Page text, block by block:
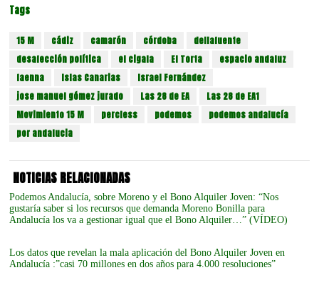
Tags
15 M cádiz camarón córdoba
dellafuente
desafección política
el cigala El Torta
espacio andaluz
faenna
Islas Canarias
Israel Fernández
jose manuel gómez jurado
Las 28 de EA
Las 28 de EA1
Movimiento 15 M
percless podemos
podemos andalucía
por andalucia
NOTICIAS RELACIONADAS
Podemos Andalucía, sobre Moreno y el Bono Alquiler Joven: “Nos
gustaría saber si los recursos que demanda Moreno Bonilla para
Andalucía los va a gestionar igual que el Bono Alquiler…” (VÍDEO)
Los datos que revelan la mala aplicación del Bono Alquiler Joven en
Andalucía :”casi 70 millones en dos años para 4.000 resoluciones”